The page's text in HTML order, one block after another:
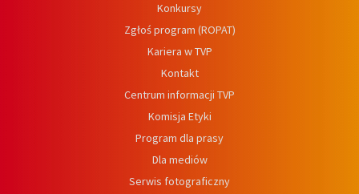
Konkursy
Zgłoś program (ROPAT)
Kariera w TVP
Kontakt
Centrum informacji TVP
Komisja Etyki
Program dla prasy
Dla mediów
Serwis fotograficzny